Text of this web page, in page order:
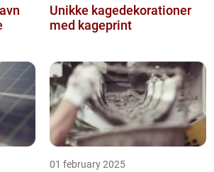
Unikke kagedekorationer
med kageprint
01 february 2025